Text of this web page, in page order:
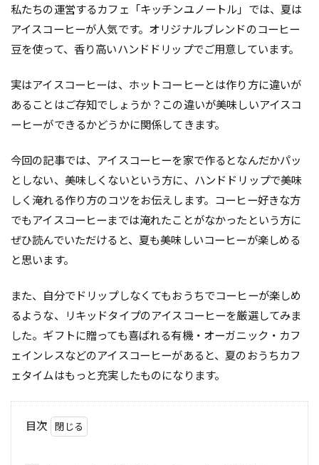
私たちの運営するカフェ「キッチンユノートル」では、夏は
アイスコーヒーが人気です。オリジナルブレンドのコーヒー
豆を使って、香り高いハンドドリップでご用意しています。
実はアイスコーヒーは、ホットコーヒーとは作り方に違いが
あることはご存知でしょうか？この違いが美味しいアイスコ
ーヒーができるかどうかに関係してきます。
今回の記事では、アイスコーヒーを家で作るとなんだかパッ
としない、美味しくないという方に、ハンドドリップで美味
しく淹れる作り方のコツをお伝えします。コーヒー好きな方
でもアイスコーヒーまでは淹れたことがなかったという方に
ぜひ読んでいただけると、夏も美味しいコーヒーが楽しめる
と思います。
また、自分でドリップしなくてもおうちでコーヒーが楽しめ
るような、リキッドタイプのアイスコーヒーを厳選してみま
した。ギフトに贈っても喜ばれる有機・オーガニック・カフ
ェインレスなどのアイスコーヒーがあると、夏のおうちカフ
ェタイムはもっと充実したものになります。
目次